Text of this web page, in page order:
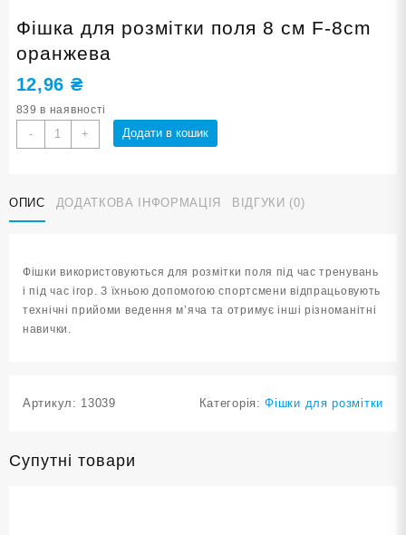
Фішка для розмітки поля 8 см F-8cm
оранжева
12,96 ₴
839 в наявності
-
Фішка
для
8
см
оранжева
кількість
+ Додати в кошик
ОПИС ДОДАТКОВА ІНФОРМАЦІЯ ВІДГУКИ (0)
Фішки використовуються для розмітки поля під час тренувань
і під час ігор. З їхньою допомогою спортсмени відпрацьовують
технічні прийоми ведення м’яча та отримує інші різноманітні
навички.
Артикул: 13039 Категорія:Фішки для розмітки
Супутні товари